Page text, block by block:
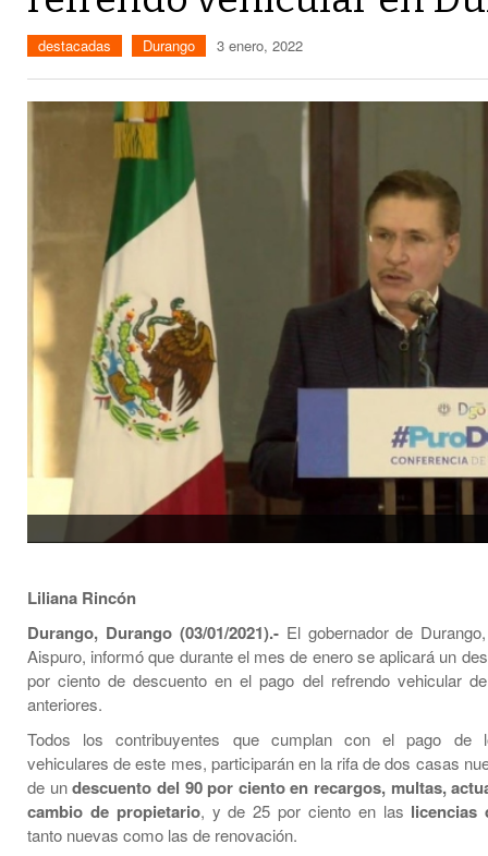
destacadas Durango 3 enero, 2022
Liliana Rincón
Durango, Durango (03/01/2021).-El gobernador de
Aispuro, informó que durante el mes de enero se aplicará un
por ciento de descuento en el pago del refrendo vehicular
anteriores.
Todos los contribuyentes que cumplan con el pago de
vehiculares de este mes, participarán en la rifa de dos casas
de undescuento del 90 por ciento en recargos, multas,
cambio de propietario, y de 25 por ciento en las licencias
tanto nuevas como las de renovación.